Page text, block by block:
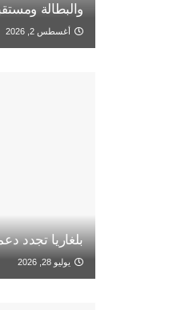
والبطالة
أغسطس 2, 2026
بلغاريا تجدد
يوليو 28, 2026